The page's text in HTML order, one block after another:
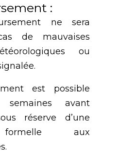
:
ne sera
de mauvaises
ou
est possible
semaines avant
réserve d’une
aux